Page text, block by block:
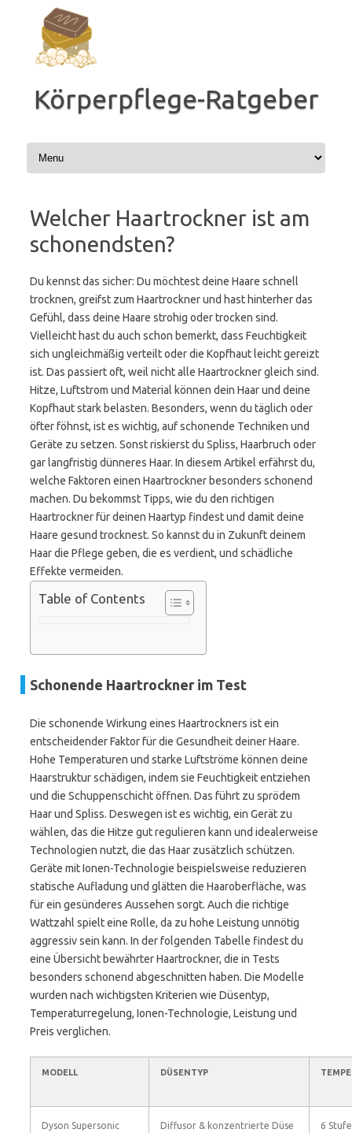
Inhalt
springen
Körperpflege-Ratgeber
Welcher Haartrockner ist am
schonendsten?
Du kennst das sicher: Du möchtest deine Haare schnell
trocknen, greifst zum Haartrockner und hast hinterher das
Gefühl, dass deine Haare strohig oder trocken sind.
Vielleicht hast du auch schon bemerkt, dass Feuchtigkeit
sich ungleichmäßig verteilt oder die Kopfhaut leicht gereizt
ist. Das passiert oft, weil nicht alle Haartrockner gleich sind.
Hitze, Luftstrom und Material können dein Haar und deine
Kopfhaut stark belasten. Besonders, wenn du täglich oder
öfter föhnst, ist es wichtig, auf schonende Techniken und
Geräte zu setzen. Sonst riskierst du Spliss, Haarbruch oder
gar langfristig dünneres Haar. In diesem Artikel erfährst du,
welche Faktoren einen Haartrockner besonders schonend
machen. Du bekommst Tipps, wie du den richtigen
Haartrockner für deinen Haartyp findest und damit deine
Haare gesund trocknest. So kannst du in Zukunft deinem
Haar die Pflege geben, die es verdient, und schädliche
Effekte vermeiden.
Table of Contents
Schonende Haartrockner im Test
Die schonende Wirkung eines Haartrockners ist ein
entscheidender Faktor für die Gesundheit deiner Haare.
Hohe Temperaturen und starke Luftströme können deine
Haarstruktur schädigen, indem sie Feuchtigkeit entziehen
und die Schuppenschicht öffnen. Das führt zu sprödem
Haar und Spliss. Deswegen ist es wichtig, ein Gerät zu
wählen, das die Hitze gut regulieren kann und idealerweise
Technologien nutzt, die das Haar zusätzlich schützen.
Geräte mit Ionen-Technologie beispielsweise reduzieren
statische Aufladung und glätten die Haaroberfläche, was
für ein gesünderes Aussehen sorgt. Auch die richtige
Wattzahl spielt eine Rolle, da zu hohe Leistung unnötig
aggressiv sein kann. In der folgenden Tabelle findest du
eine Übersicht bewährter Haartrockner, die in Tests
besonders schonend abgeschnitten haben. Die Modelle
wurden nach wichtigsten Kriterien wie Düsentyp,
Temperaturregelung, Ionen-Technologie, Leistung und
Preis verglichen.
MODELL DÜSENTYP
Dyson Supersonic Diffusor & konzentrierte Düse 6